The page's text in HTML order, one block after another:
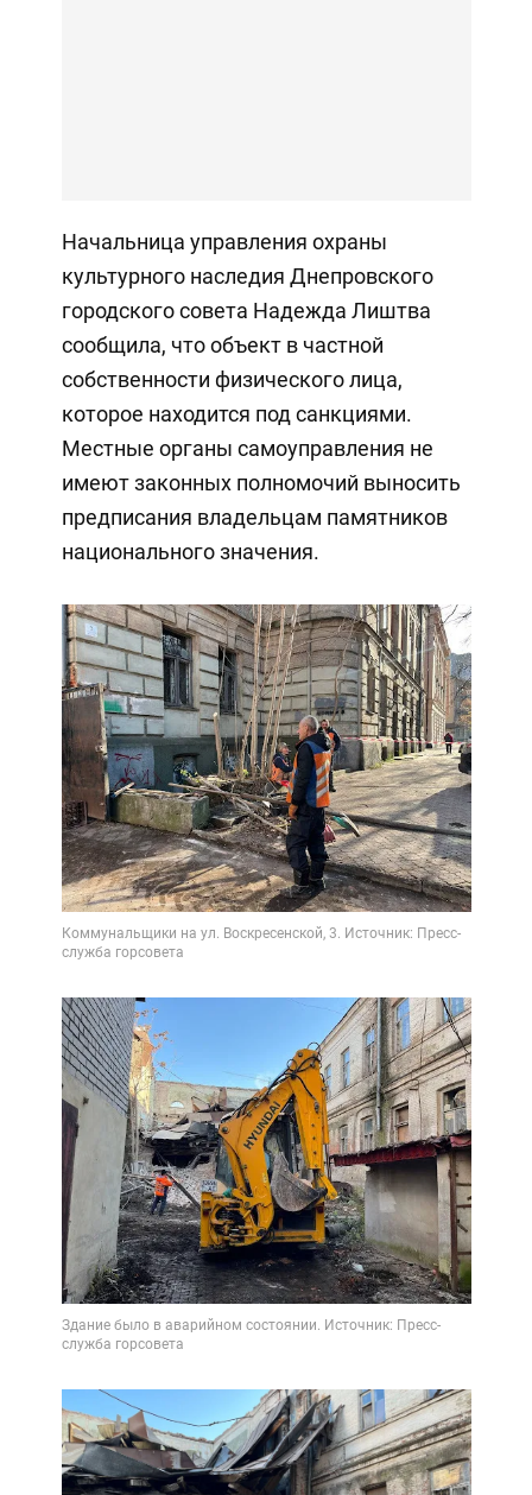
Начальница управления охраны
культурного наследия Днепровского
городского совета Надежда Лиштва
сообщила, что объект в частной
собственности физического лица,
которое находится под санкциями.
Местные органы самоуправления не
имеют законных полномочий выносить
предписания владельцам памятников
национального значения.